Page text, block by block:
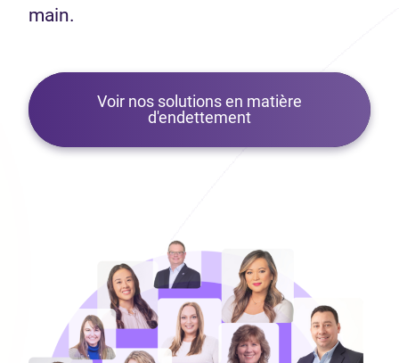
main.
Voir nos solutions en matière
d'endettement